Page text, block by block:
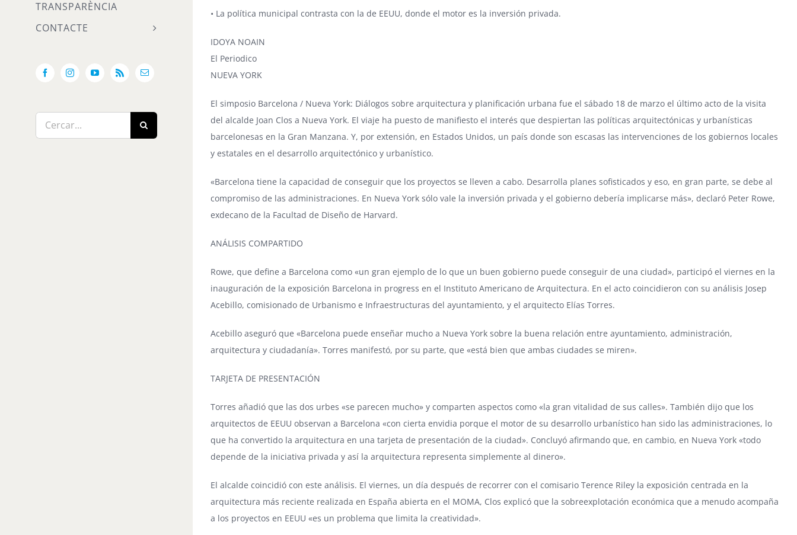
TRANSPARÈNCIA
CONTACTE
FacebookInstagramYouTube
Rss Email:
Cerca
…
• La política municipal contrasta con la de EEUU, donde el motor es la inversión privada.
IDOYA NOAIN
El Periodico
NUEVA YORK
El simposio Barcelona / Nueva York: Diálogos sobre arquitectura y planificación urbana fue el sábado 18 de marzo el último acto de la visita
del alcalde Joan Clos a Nueva York. El viaje ha puesto de manifiesto el interés que despiertan las políticas arquitectónicas y urbanísticas
barcelonesas en la Gran Manzana. Y, por extensión, en Estados Unidos, un país donde son escasas las intervenciones de los gobiernos locales
y estatales en el desarrollo arquitectónico y urbanístico.
«Barcelona tiene la capacidad de conseguir que los proyectos se lleven a cabo. Desarrolla planes sofisticados y eso, en gran parte, se debe al
compromiso de las administraciones. En Nueva York sólo vale la inversión privada y el gobierno debería implicarse más», declaró Peter Rowe,
exdecano de la Facultad de Diseño de Harvard.
ANÁLISIS COMPARTIDO
Rowe, que define a Barcelona como «un gran ejemplo de lo que un buen gobierno puede conseguir de una ciudad», participó el viernes en la
inauguración de la exposición Barcelona in progress en el Instituto Americano de Arquitectura. En el acto coincidieron con su análisis Josep
Acebillo, comisionado de Urbanismo e Infraestructuras del ayuntamiento, y el arquitecto Elías Torres.
Acebillo aseguró que «Barcelona puede enseñar mucho a Nueva York sobre la buena relación entre ayuntamiento, administración,
arquitectura y ciudadanía». Torres manifestó, por su parte, que «está bien que ambas ciudades se miren».
TARJETA DE PRESENTACIÓN
Torres añadió que las dos urbes «se parecen mucho» y comparten aspectos como «la gran vitalidad de sus calles». También dijo que los
arquitectos de EEUU observan a Barcelona «con cierta envidia porque el motor de su desarrollo urbanístico han sido las administraciones, lo
que ha convertido la arquitectura en una tarjeta de presentación de la ciudad». Concluyó afirmando que, en cambio, en Nueva York «todo
depende de la iniciativa privada y así la arquitectura representa simplemente al dinero».
El alcalde coincidió con este análisis. El viernes, un día después de recorrer con el comisario Terence Riley la exposición centrada en la
arquitectura más reciente realizada en España abierta en el MOMA, Clos explicó que la sobreexplotación económica que a menudo acompaña
a los proyectos en EEUU «es un problema que limita la creatividad».